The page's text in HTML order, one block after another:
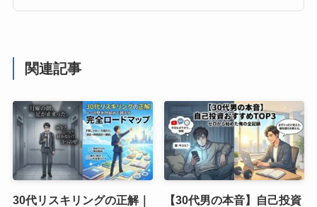
関連記事
30代リスキリングの正解｜
【30代男の本音】自己投資